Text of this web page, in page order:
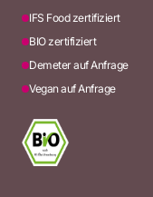
IFS Food zertifiziert
BIO zertifiziert
Demeter auf Anfrage
Vegan auf Anfrage